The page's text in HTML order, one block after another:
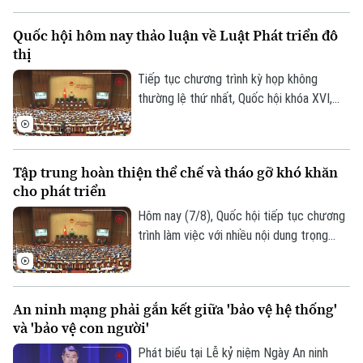
Làng nghề
Di tích
Y tế
Dinh dưỡng
Tư vấn sức khỏe
Thể thao
Bóng đá
Quần vợt
Golf
Giải trí
Tin tức
Điện ảnh
Thời trang
Âm nhạc
Đã phát sóng
phải căn cứ vào tình hình, đặc điểm của
Quốc hội hôm nay thảo luận về Luật Phát triển đô
thị
Tiếp tục chương trình kỳ họp không
thường lệ thứ nhất, Quốc hội khóa XVI,
triển đô thị.
Tập trung hoàn thiện thể chế và tháo gỡ khó khăn
cho phát triển
Hôm nay (7/8), Quốc hội tiếp tục chương
trình làm việc với nhiều nội dung trọng
được kỳ vọng tháo gỡ điểm nghẽn về thể
chế, hạ tầng, nguồn lực và quản trị, thúc
đẩy các đô thị phát triển nhanh, bền
An ninh mạng phải gắn kết giữa 'bảo vệ hệ thống'
và 'bảo vệ con người'
Phát biểu tại Lễ kỷ niệm Ngày An ninh